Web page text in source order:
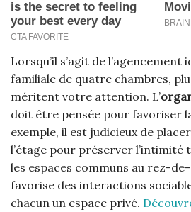
Lorsqu’il s’agit de l’agencement
familiale de quatre chambres,
méritent votre attention. L’
doit être pensée pour favoriser
exemple, il est judicieux de
l’étage pour préserver
les espaces communs au rez-de-
favorise des interactions
chacun un espace privé.